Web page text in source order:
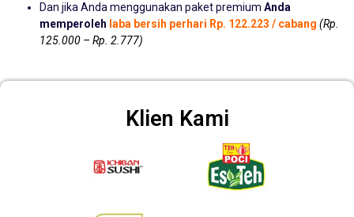
Dan jika Anda menggunakan paket premium Anda
memperoleh laba bersih perhari Rp. 122.223 / cabang (Rp.
125.000 – Rp. 2.777)
Klien Kami